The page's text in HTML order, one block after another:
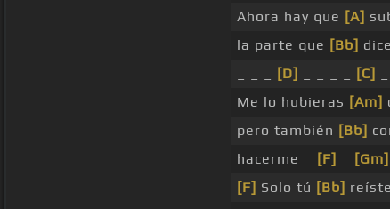
Ahora hay que [A]
la parte que [Bb]
[D] [C]
Me lo hubieras [Am]
pero también [Bb]
hacerme _
[F] [Gm]
[F] Solo tú [Bb]